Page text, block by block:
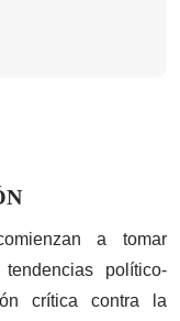
a tomar
político-
crítica contra la